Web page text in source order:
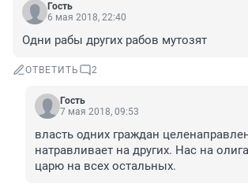
Гость
6 мая 2018, 22:40
Одни рабы других рабов мутозят
ОТВЕТИТЬ 2
Гость
7 мая 2018, 09:53
власть одних граждан
натравливает на других. Нас на
царю на всех остальных.